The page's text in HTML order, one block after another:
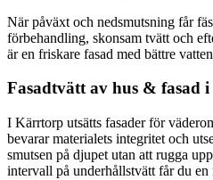
När påväxt och nedsmutsning får
förbehandling, skonsam tvätt och
är en friskare fasad med bättre
Fasadtvätt av hus & fasad
I Kärrtorp utsätts fasader för
bevarar materialets integritet och
smutsen på djupet utan att rugga
intervall på underhållstvätt får du en